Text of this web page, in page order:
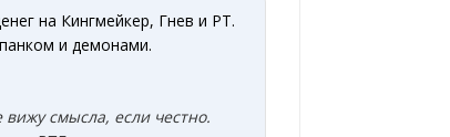
на Кингмейкер, Гнев и РТ.
и демонами.
смысла, если честно.